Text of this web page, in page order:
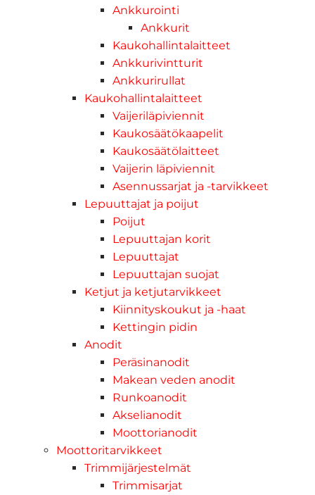
Ankkurointi
Ankkurit
Kaukohallintalaitteet
Ankkurivintturit
Ankkurirullat
Kaukohallintalaitteet
Vaijeriläpiviennit
Kaukosäätökaapelit
Kaukosäätölaitteet
Vaijerin läpiviennit
Asennussarjat ja -tarvikkeet
Lepuuttajat ja poijut
Poijut
Lepuuttajan korit
Lepuuttajat
Lepuuttajan suojat
Ketjut ja ketjutarvikkeet
Kiinnityskoukut ja -haat
Kettingin pidin
Anodit
Peräsinanodit
Makean veden anodit
Runkoanodit
Akselianodit
Moottorianodit
Moottoritarvikkeet
Trimmijärjestelmät
Trimmisarjat